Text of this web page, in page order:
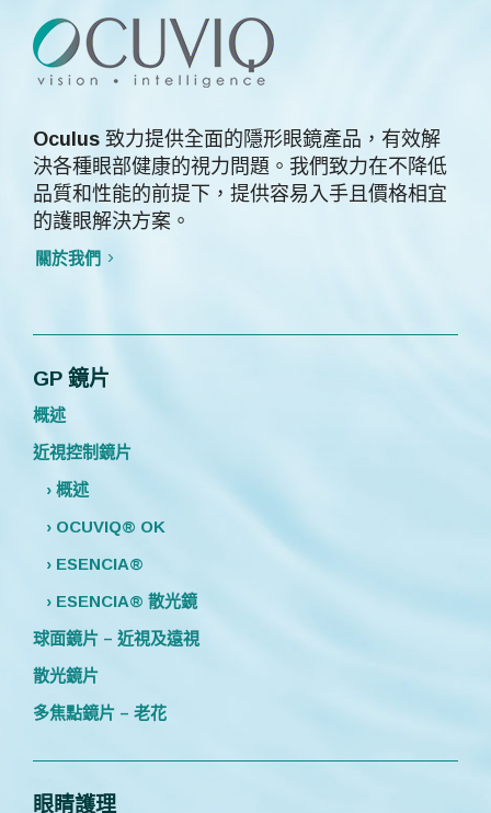
Oculus 致力提供全面的隱形眼鏡產品，有效解
決各種眼部健康的視力問題。我們致力在不降低
品質和性能的前提下，提供容易入手且價格相宜
的護眼解決方案。
關於我們
GP 鏡片
概述
近視控制鏡片
› 概述
› OCUVIQ® OK
› ESENCIA®
› ESENCIA® 散光鏡
球面鏡片 – 近視及遠視
散光鏡片
多焦點鏡片 – 老花
眼睛護理